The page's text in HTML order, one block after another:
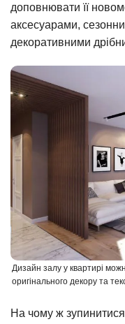
доповнювати її
аксесуарами,
декоративними
Дизайн залу у квартирі
оригінального декору та
На чому ж